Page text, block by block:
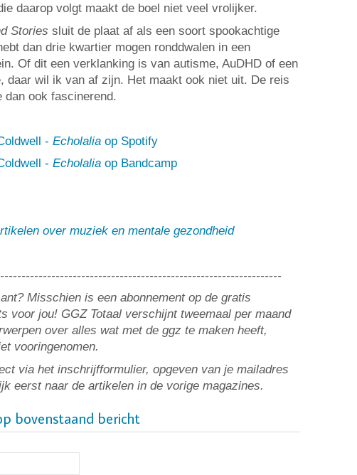
daarop volgt maakt de boel niet veel vrolijker.
Stories sluit de plaat af als een soort spookachtige
dan drie kwartier mogen ronddwalen in een
Of dit een verklanking is van autisme, AuDHD of een
daar wil ik van af zijn. Het maakt ook niet uit. De reis
dan ook fascinerend.
- Echolalia op Spotify
- Echolalia op Bandcamp
over muziek en mentale gezondheid
Misschien is een abonnement op de gratis
voor jou! GGZ Totaal verschijnt tweemaal per maand
over alles wat met de ggz te maken heeft,
vooringenomen.
via het inschrijfformulier, opgeven van je mailadres
eerst naar de artikelen in de vorige magazines.
bovenstaand bericht